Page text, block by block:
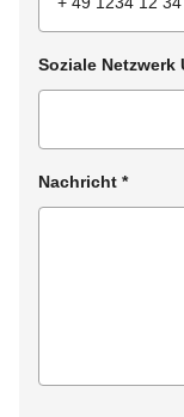
Soziale Netzwerk
Nachricht *